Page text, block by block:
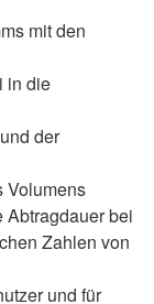
mit den
in die
der
Volumens
Abtragdauer bei
Zahlen von
und für